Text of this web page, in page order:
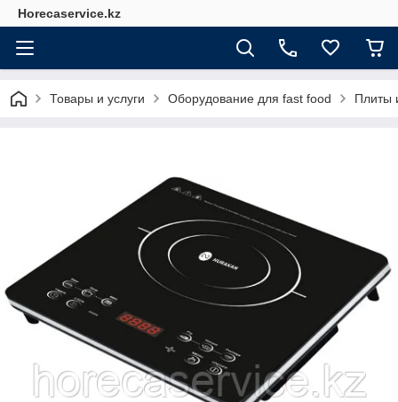
Horecaservice.kz
Товары и услуги Оборудование для fast food Плиты